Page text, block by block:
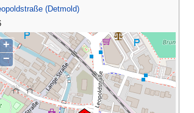
(Detmold)
+
−